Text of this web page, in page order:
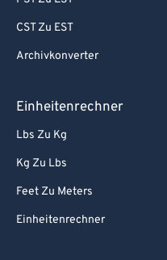
CST Zu EST
Archivkonverter
Einheitenrechner
Lbs Zu Kg
Kg Zu Lbs
Feet Zu Meters
Einheitenrechner